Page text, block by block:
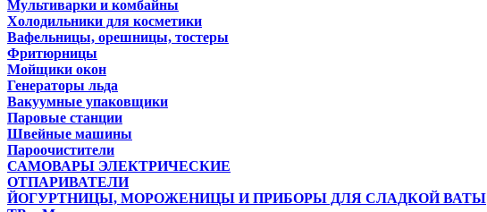
Мультиварки и комбайны
Холодильники для косметики
Вафельницы, орешницы, тостеры
Фритюрницы
Мойщики окон
Генераторы льда
Вакуумные упаковщики
Паровые станции
Швейные машины
Пароочистители
САМОВАРЫ ЭЛЕКТРИЧЕСКИЕ
ОТПАРИВАТЕЛИ
ЙОГУРТНИЦЫ, МОРОЖЕНИЦЫ И ПРИБОРЫ ДЛЯ СЛАДКОЙ ВАТЫ